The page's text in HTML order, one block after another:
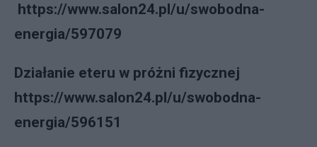
https://www.salon24.pl/u/swobodna-
energia/597079
Działanie eteru w próżni fizycznej
https://www.salon24.pl/u/swobodna-
energia/596151